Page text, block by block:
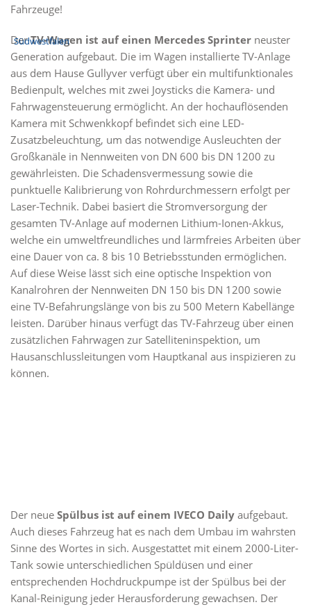
Fahrzeuge!
DerTV-Wagen ist auf einen Mercedes Sprinter neuster
Generation aufgebaut. Die im Wagen installierte TV-Anlage
aus dem Hause Gullyver verfügt über ein multifunktionales
Bedienpult, welches mit zwei Joysticks die Kamera- und
Fahrwagensteuerung ermöglicht. An der hochauflösenden
Kamera mit Schwenkkopf befindet sich eine LED-
Zusatzbeleuchtung, um das notwendige Ausleuchten der
Großkanäle in Nennweiten von DN 600 bis DN 1200 zu
gewährleisten. Die Schadensvermessung sowie die
punktuelle Kalibrierung von Rohrdurchmessern erfolgt per
Laser-Technik. Dabei basiert die Stromversorgung der
gesamten TV-Anlage auf modernen Lithium-Ionen-Akkus,
welche ein umweltfreundliches und lärmfreies Arbeiten über
eine Dauer von ca. 8 bis 10 Betriebsstunden ermöglichen.
Auf diese Weise lässt sich eine optische Inspektion von
Kanalrohren der Nennweiten DN 150 bis DN 1200 sowie
eine TV-Befahrungslänge von bis zu 500 Metern Kabellänge
leisten. Darüber hinaus verfügt das TV-Fahrzeug über einen
zusätzlichen Fahrwagen zur Satelliteninspektion, um
Hausanschlussleitungen vom Hauptkanal aus inspizieren zu
können.
Der neue Spülbus ist auf einem IVECO Daily aufgebaut.
Auch dieses Fahrzeug hat es nach dem Umbau im wahrsten
Sinne des Wortes in sich. Ausgestattet mit einem 2000-Liter-
Tank sowie unterschiedlichen Spüldüsen und einer
entsprechenden Hochdruckpumpe ist der Spülbus bei der
Kanal-Reinigung jeder Herausforderung gewachsen. Der